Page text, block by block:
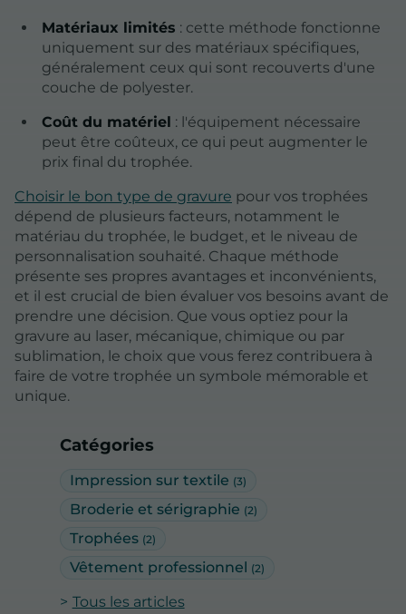
Catégories
Impression sur textile (3)
Broderie et sérigraphie (2)
Trophées (2)
Vêtement professionnel (2)
Tous les articles
Matériaux limités : cette méthode fonctionne
uniquement sur des matériaux spécifiques,
généralement ceux qui sont recouverts d'une
couche de polyester.
Coût du matériel : l'équipement nécessaire
peut être coûteux, ce qui peut augmenter le
prix final du trophée.
Choisir le bon type de gravure pour vos trophées
dépend de plusieurs facteurs, notamment le
matériau du trophée, le budget, et le niveau de
personnalisation souhaité. Chaque méthode
présente ses propres avantages et inconvénients,
et il est crucial de bien évaluer vos besoins avant de
prendre une décision. Que vous optiez pour la
gravure au laser, mécanique, chimique ou par
sublimation, le choix que vous ferez contribuera à
faire de votre trophée un symbole mémorable et
unique.